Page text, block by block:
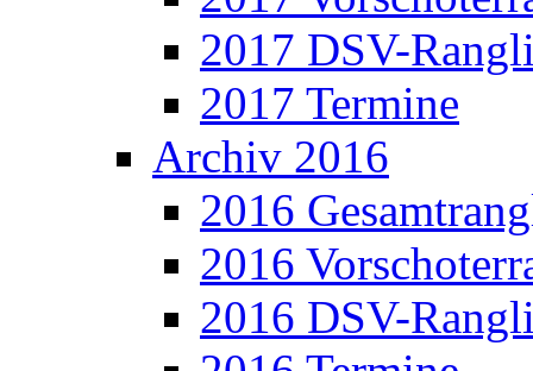
2017 DSV-
2017 Termine
Archiv 2016
2016
2016
2016 DSV-